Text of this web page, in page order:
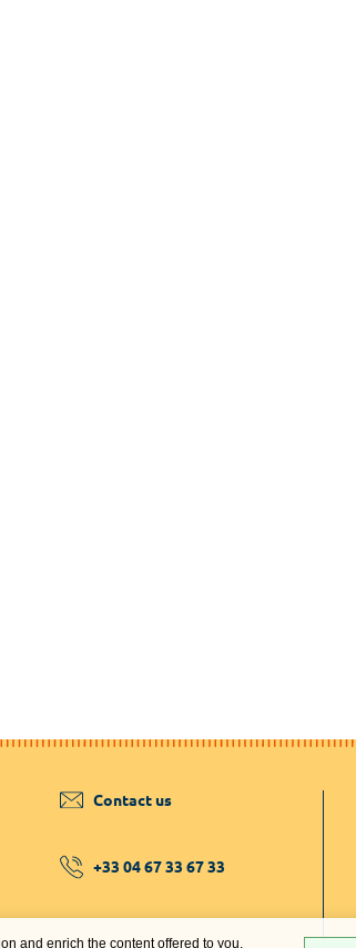
and enrich the content offered to you.
Contact us
+33 04 67 33 67 33